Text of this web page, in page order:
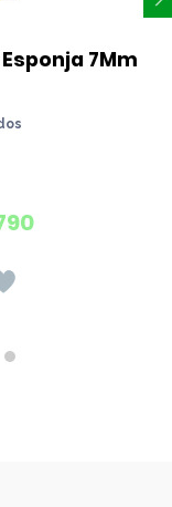
7Mm